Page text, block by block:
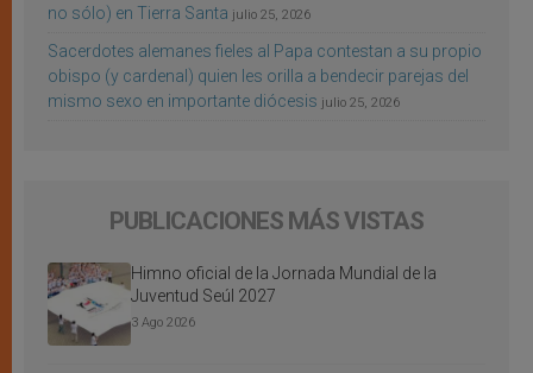
no sólo) en Tierra Santa julio 25, 2026
Sacerdotes alemanes fieles al Papa contestan a su propio
obispo (y cardenal) quien les orilla a bendecir parejas del
mismo sexo en importante diócesis julio 25, 2026
PUBLICACIONES MÁS VISTAS
Himno oficial de la Jornada Mundial de la
Juventud Seúl 2027
3 Ago 2026